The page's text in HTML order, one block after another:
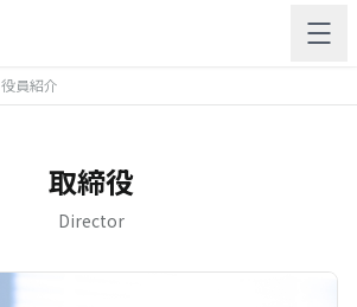
役員紹介
取締役
Director